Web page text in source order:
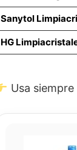
Sanytol
HG
Usa